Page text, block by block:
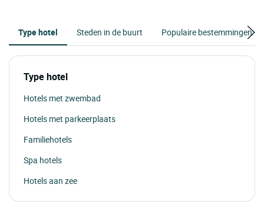
Type hotel Steden in de buurt Populaire bestemmingen
Type hotel
Hotels met zwembad
Hotels met parkeerplaats
Familiehotels
Spa hotels
Hotels aan zee